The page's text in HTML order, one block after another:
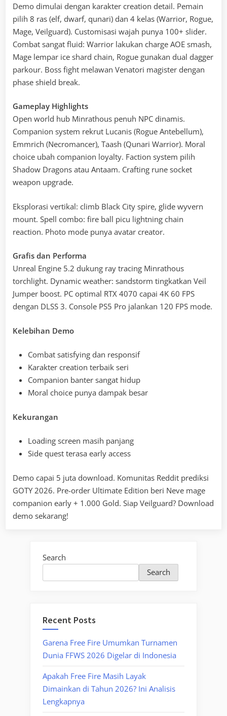
Demo dimulai dengan karakter creation detail. Pemain
pilih 8 ras (elf, dwarf, qunari) dan 4 kelas (Warrior, Rogue,
Mage, Veilguard). Customisasi wajah punya 100+ slider.
Combat sangat fluid: Warrior lakukan charge AOE smash,
Mage lempar ice shard chain, Rogue gunakan dual dagger
parkour. Boss fight melawan Venatori magister dengan
phase shield break.
Gameplay Highlights
Open world hub Minrathous penuh NPC dinamis.
Companion system rekrut Lucanis (Rogue Antebellum),
Emmrich (Necromancer), Taash (Qunari Warrior). Moral
choice ubah companion loyalty. Faction system pilih
Shadow Dragons atau Antaam. Crafting rune socket
weapon upgrade.
Eksplorasi vertikal: climb Black City spire, glide wyvern
mount. Spell combo: fire ball picu lightning chain
reaction. Photo mode punya avatar creator.
Grafis dan Performa
Unreal Engine 5.2 dukung ray tracing Minrathous
torchlight. Dynamic weather: sandstorm tingkatkan Veil
Jumper boost. PC optimal RTX 4070 capai 4K 60 FPS
dengan DLSS 3. Console PS5 Pro jalankan 120 FPS mode.
Kelebihan Demo
Combat satisfying dan responsif
Karakter creation terbaik seri
Companion banter sangat hidup
Moral choice punya dampak besar
Kekurangan
Loading screen masih panjang
Side quest terasa early access
Demo capai 5 juta download. Komunitas Reddit prediksi
GOTY 2026. Pre-order Ultimate Edition beri Neve mage
companion early + 1.000 Gold. Siap Veilguard? Download
demo sekarang!
Search
Search
Recent Posts
Garena Free Fire Umumkan Turnamen
Dunia FFWS 2026 Digelar di Indonesia
Apakah Free Fire Masih Layak
Dimainkan di Tahun 2026? Ini Analisis
Lengkapnya